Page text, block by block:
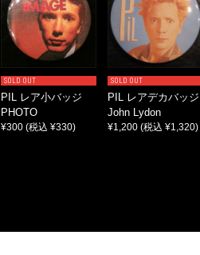
SOLD OUT
PIL レア小バッジ
PHOTO
¥300 (税込 ¥330)
SOLD OUT
PIL レアデカバッジ
John Lydon
¥1,200 (税込 ¥1,320)